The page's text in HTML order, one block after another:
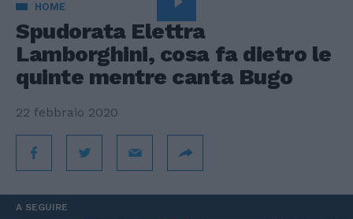
HOME
Spudorata Elettra
Lamborghini, cosa fa dietro le
quinte mentre canta Bugo
22 febbraio 2020
A SEGUIRE